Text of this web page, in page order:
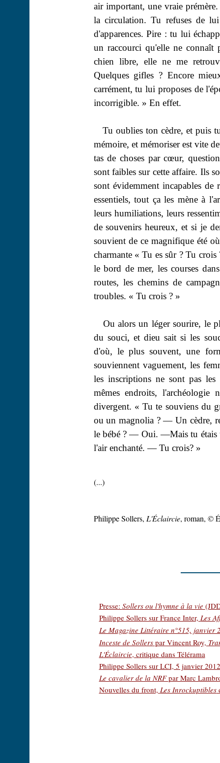
air important, une vraie prémère.
la circulation. Tu refuses de
d'apparences. Pire : tu lui
un raccourci qu'elle ne connaît
chien libre, elle ne me
Quelques gifles ? Encore
carrément, tu lui proposes de
incorrigible. » En effet.
Tu oublies ton cèdre, et puis
mémoire, et mémoriser est vite
tas de choses par cœur,
sont faibles sur cette affaire. Ils
sont évidemment incapables de
essentiels, tout ça les mène à
leurs humiliations, leurs
de souvenirs heureux, et si je
souvient de ce magnifique été
charmante « Tu es sûr ? Tu
le bord de mer, les courses
routes, les chemins de
troubles. « Tu crois ? »
Ou alors un léger sourire, le
du souci, et dieu sait si les
d'où, le plus souvent, une
souviennent vaguement, les
les inscriptions ne sont pas
mêmes endroits, l'archéologie
divergent. « Tu te souviens du
ou un magnolia ? — Un cèdre,
le bébé ? — Oui. —Mais tu
l'air enchanté. — Tu crois? »
(...)
Philippe Sollers, L'Éclaircie, roman, ©
Presse: Sollers ou l'hymne à la vie
Philippe Sollers sur France Inter, Les
Le Magazine Littéraire n°515, janvier
Inceste de Sollerspar Vincent Roy,
L'Éclaircie, critique dans Télérama
Philippe Sollers sur LCI, 5 janvier 2012
Le cavalier de la NRFpar Marc
Nouvelles du front, Les Inrockuptibles